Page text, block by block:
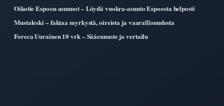
Oikotie Espoon asunnot – Löydä vuokra-asunto Espoosta helposti
Mustaleski – faktaa myrkystä, oireista ja vaarallisuudesta
Foreca Uurainen 10 vrk – Sääennuste ja vertailu